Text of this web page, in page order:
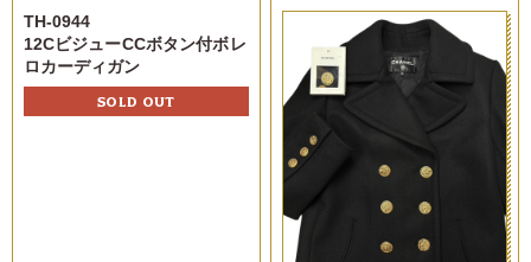
TH-0944
12CビジューCCボタン付ボレ
ロカーディガン
SOLD OUT